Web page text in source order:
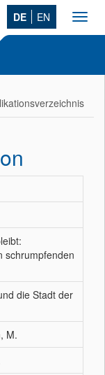
DE EN
schrumpfenden
die Stadt der
M.